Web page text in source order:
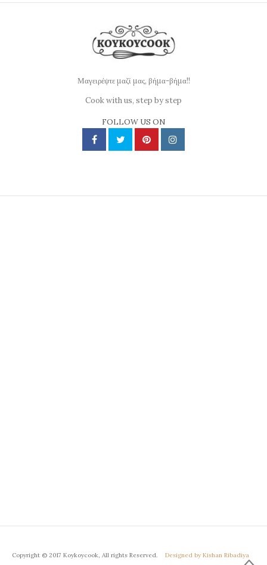
Μαγειρέψτε μαζί μας, βήμα-βήμα!!
Cook with us, step by step
FOLLOW US ON
Copyright © 2017 Koykoycook, All rights Reserved. Designed by Kishan Ribadiya